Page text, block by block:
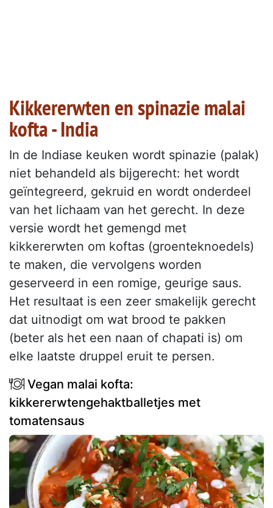
Kikkererwten en spinazie malai
kofta - India
In de Indiase keuken wordt spinazie (palak)
niet behandeld als bijgerecht: het wordt
geïntegreerd, gekruid en wordt onderdeel
van het lichaam van het gerecht. In deze
versie wordt het gemengd met
kikkererwten om koftas (groenteknoedels)
te maken, die vervolgens worden
geserveerd in een romige, geurige saus.
Het resultaat is een zeer smakelijk gerecht
dat uitnodigt om wat brood te pakken
(beter als het een naan of chapati is) om
elke laatste druppel eruit te persen.
Vegan malai kofta:
kikkererwtengehaktballetjes met
tomatensaus